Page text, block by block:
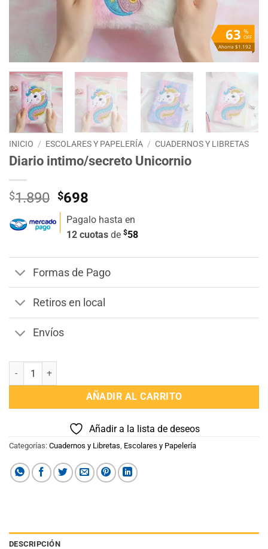
%
OFF
63
Ahorra $1.192
INICIO / ESCOLARES Y PAPELERÍA / CUADERNOS Y LIBRETAS
Diario intimo/secreto Unicornio
$1.890 El
precio
original
era:
$1.890.
$698
precio
actual
es:
$698.
Pagalo hasta en
12 cuotas de $58
Formas de Pago
Retiros en local
Envíos
Diario intimo/secreto Unicornio cantidad
AÑADIR AL CARRITO
Añadir a la lista de deseos
Categorías: Cuadernos y Libretas Escolares y Papelería
DESCRIPCIÓN